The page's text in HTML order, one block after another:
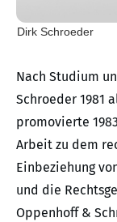
Dirk Schroeder
Nach Studium
Schroeder 1981
promovierte
Arbeit zu dem
Einbeziehung
und die
Oppenhoff &